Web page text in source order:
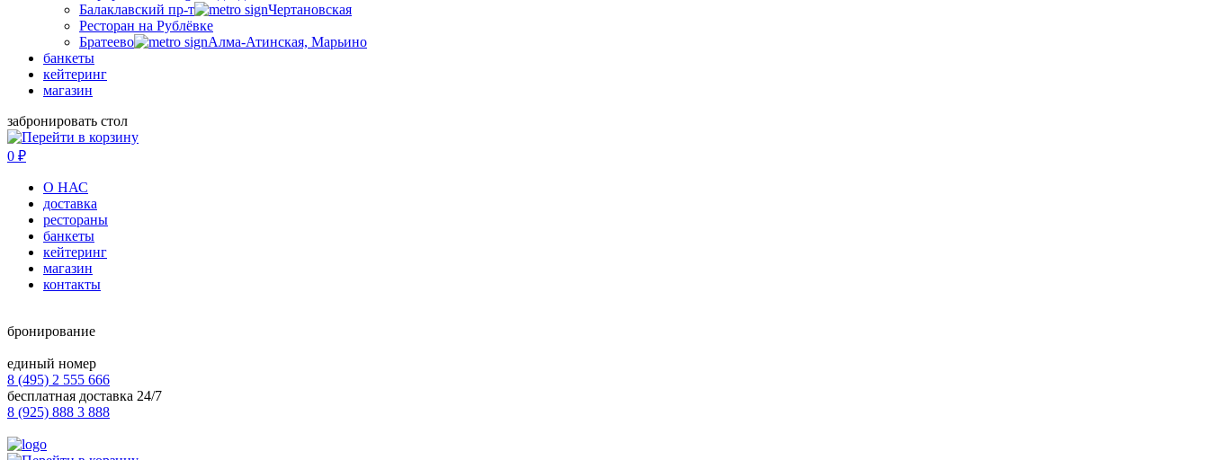
Балаклавский пр-т
Чертановская
Ресторан на Рублёвке
Братеево
Алма-Атинская, Марьино
банкеты
кейтеринг
магазин
забронировать стол
0 ₽
О НАС
доставка
рестораны
банкеты
кейтеринг
магазин
контакты
бронирование
единый номер
8 (495) 2 555 666
бесплатная доставка 24/7
8 (925) 888 3 888